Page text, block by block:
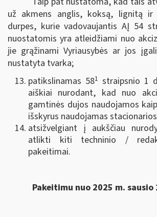
už akmens anglis, koksą, lignitą ir
durpes, kurie vadovaujantis AĮ 54
nuostatomis yra atleidžiami nuo
jie grąžinami Vyriausybės ar jos
nustatyta tvarka;
patikslinamas 581 straipsnio 1
aiškiai nurodant, kad nuo
gamtinės dujos naudojamos
išskyrus naudojamas
atsižvelgiant į aukščiau
atlikti kiti techninio /
pakeitimai.
Pakeitimu nuo 2025 m. sausio